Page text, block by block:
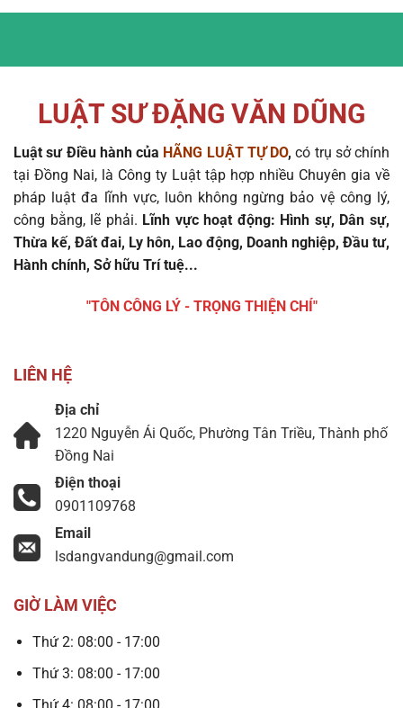
LUẬT SƯ ĐẶNG VĂN DŨNG
Luật sư Điều hành của HÃNG LUẬT TỰ DO, có trụ sở chính
tại Đồng Nai, là Công ty Luật tập hợp nhiều Chuyên gia về
pháp luật đa lĩnh vực, luôn không ngừng bảo vệ công lý,
công bằng, lẽ phải. Lĩnh vực hoạt động: Hình sự, Dân sự,
Thừa kế, Đất đai, Ly hôn, Lao động, Doanh nghiệp, Đầu tư,
Hành chính, Sở hữu Trí tuệ...
"TÔN CÔNG LÝ - TRỌNG THIỆN CHÍ"
LIÊN HỆ
Địa chỉ
1220 Nguyễn Ái Quốc, Phường Tân Triều, Thành phố
Đồng Nai
Điện thoại
0901109768
Email
lsdangvandung@gmail.com
GIỜ LÀM VIỆC
Thứ 2: 08:00 - 17:00
Thứ 3: 08:00 - 17:00
Thứ 4: 08:00 - 17:00